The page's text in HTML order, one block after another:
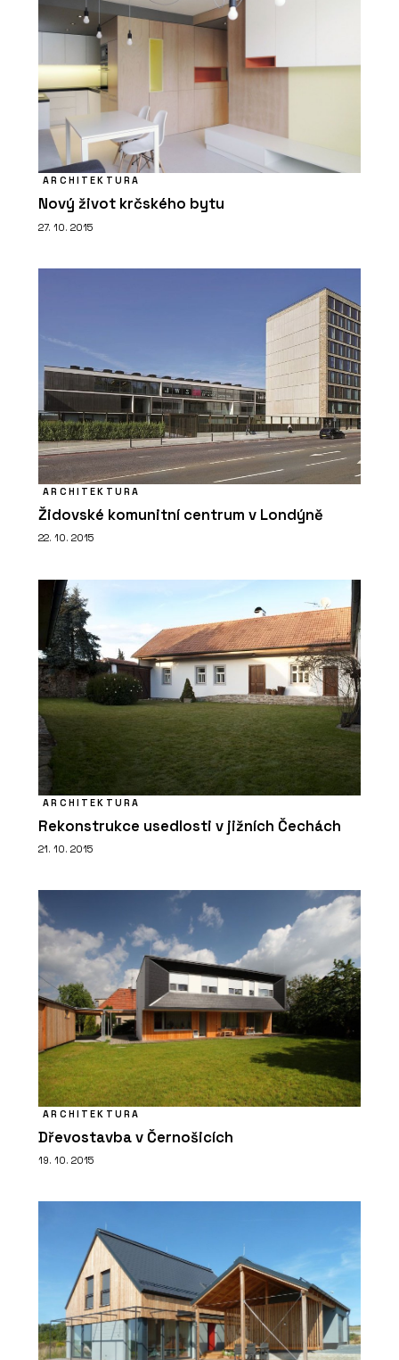
O FIRMĚ
Kolem kamen
ARCHITEKTURA
Nový život krčského bytu
27. 10. 2015
ARCHITEKTURA
Židovské komunitní centrum v Londýně
22. 10. 2015
ARCHITEKTURA
Rekonstrukce usedlosti v jižních Čechách
21. 10. 2015
ARCHITEKTURA
Dřevostavba v Černošicích
19. 10. 2015